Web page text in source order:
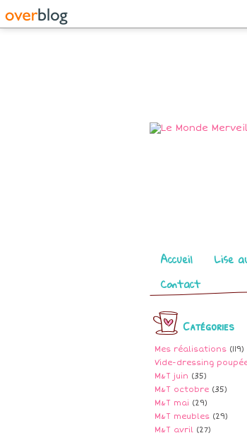
Pages
Accueil Lise
Contact
Catégories
Mes réalisations (119)
Vide-dressing
M&T juin (35)
M&T octobre (35)
M&T mai (29)
M&T meubles (29)
M&T avril (27)